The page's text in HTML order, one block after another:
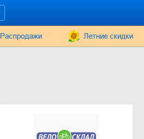
Распродажи Летние скидки